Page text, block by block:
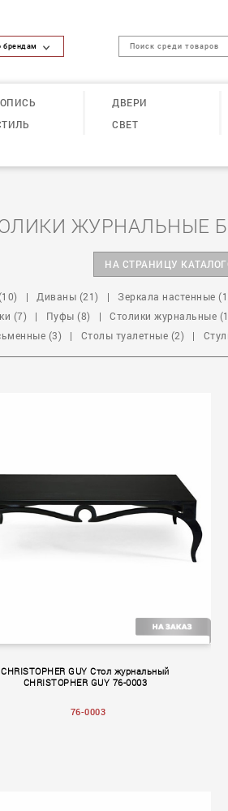
брендам
ДВЕРИ
СВЕТ
ЖУРНАЛЬНЫЕ
НА СТРАНИЦУ
| Диваны (21) | Зеркала настенные
(7) | Пуфы (8) | Столики журнальные
(3)
| Столы туалетные (2) |
CHRISTOPHER GUY Стол журнальный
CHRISTOPHER GUY 76-0003
76-0003